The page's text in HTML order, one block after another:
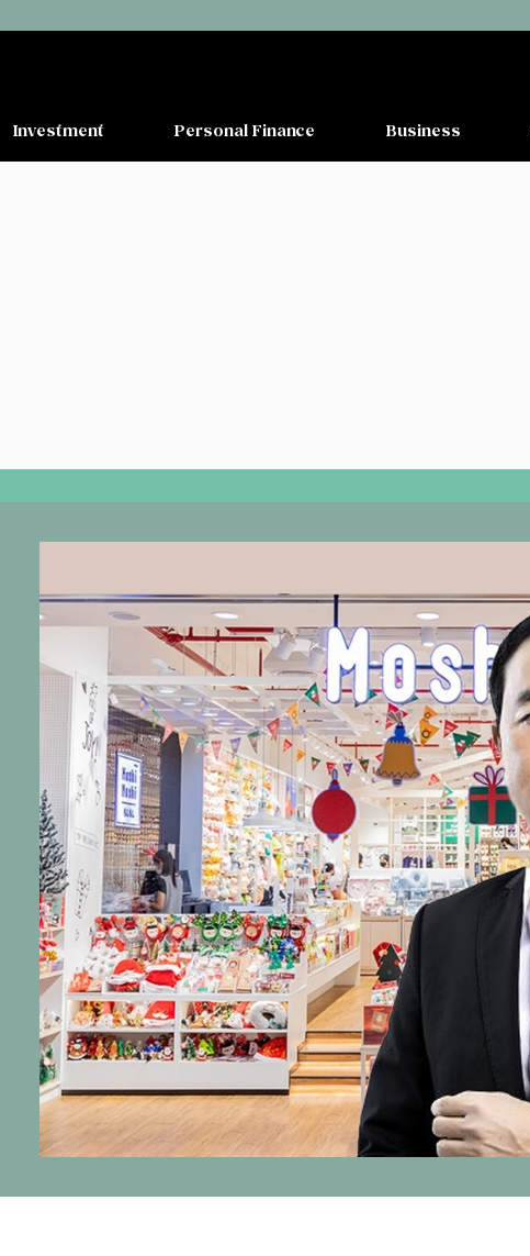
Investment Personal Finance Business